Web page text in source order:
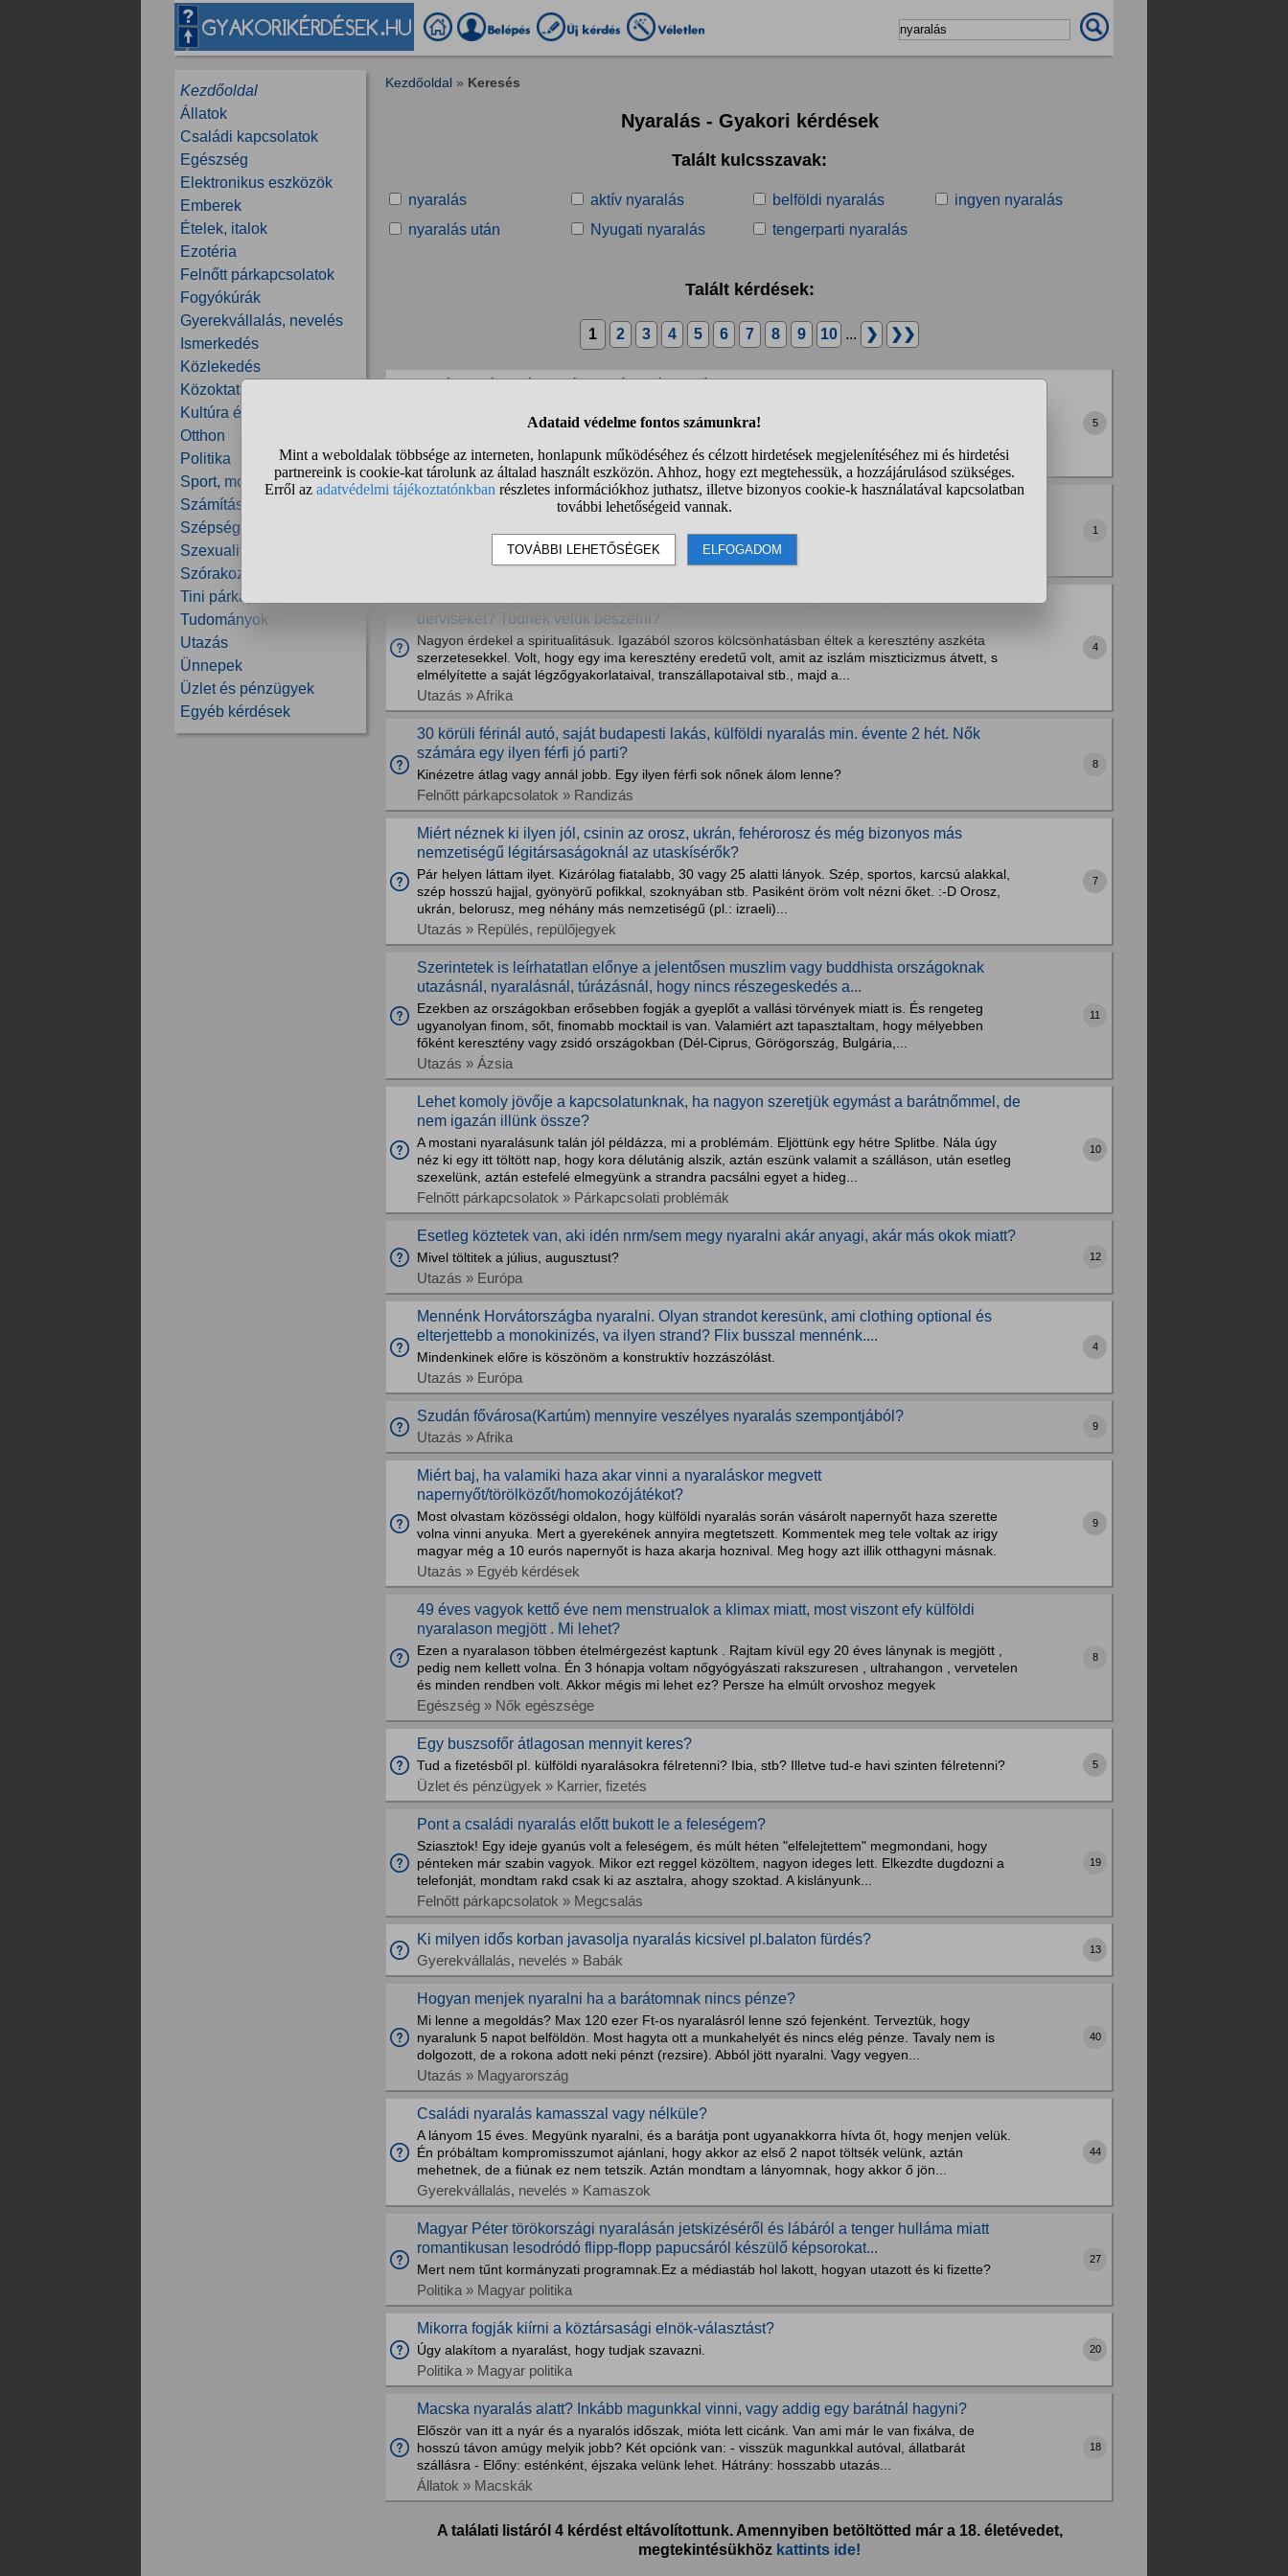
Kezdőoldal
Állatok
Családi kapcsolatok
Egészség
Elektronikus eszközök
Emberek
Ételek, italok
Ezotéria
Felnőtt párkapcsolatok
Fogyókúrák
Gyerekvállalás, nevelés
Ismerkedés
Közlekedés
Közoktatás, tanfolyamok
Kultúra és közösség
Otthon
Politika
Sport, mozgás
Számítástechnika
Szépség és divat
Szexualitás
Szórakozás
Tini párkapcsolatok
Tudományok
Utazás
Ünnepek
Üzlet és pénzügyek
Egyéb kérdések
Kezdőoldal » Keresés
Nyaralás - Gyakori kérdések
Talált kulcsszavak:
nyaralás aktív nyaralás belföldi nyaralás
ingyen nyaralás
nyaralás után
Nyugati nyaralás tengerparti nyaralás
Talált kérdések:
1 2 3 4 5 6 7 8 9 10 ... ❯ ❯❯
Ez jó költségvetési hatékonyság szórakozásra?
Renegade. Ezzel nagyon sokat spórolok. Véleményem szerint jobb, mintha valaki folyamat kéri ki a
Emberek » Egyéb kérdések
5
Törökországban, azon belül Antalya tartományban, Side városában mit érdemes
Jövő hét szerdán megyek oda nyaralni.
Utazás » Ázsia
1
Hol találok Egyiptomban szegény negyedekben, utcán vagy a sivatagban élő, aszkéta
derviseket? Tudnék velük beszélni?
Nagyon érdekel a spiritualitásuk. Igazából szoros kölcsönhatásban éltek a keresztény aszkéta
szerzetesekkel. Volt, hogy egy ima keresztény eredetű volt, amit az iszlám miszticizmus átvett, s
elmélyítette a saját légzőgyakorlataival, transzállapotaival stb., majd a...
Utazás » Afrika
4
30 körüli férinál autó, saját budapesti lakás, külföldi nyaralás min. évente 2 hét. Nők
számára egy ilyen férfi jó parti?
Kinézetre átlag vagy annál jobb. Egy ilyen férfi sok nőnek álom lenne?
Felnőtt párkapcsolatok » Randizás
8
Miért néznek ki ilyen jól, csinin az orosz, ukrán, fehérorosz és még bizonyos más
nemzetiségű légitársaságoknál az utaskísérők?
Pár helyen láttam ilyet. Kizárólag fiatalabb, 30 vagy 25 alatti lányok. Szép, sportos, karcsú alakkal,
szép hosszú hajjal, gyönyörű pofikkal, szoknyában stb. Pasiként öröm volt nézni őket. :-D Orosz,
ukrán, belorusz, meg néhány más nemzetiségű (pl.: izraeli)...
Utazás » Repülés, repülőjegyek
7
Szerintetek is leírhatatlan előnye a jelentősen muszlim vagy buddhista országoknak
utazásnál, nyaralásnál, túrázásnál, hogy nincs részegeskedés a...
Ezekben az országokban erősebben fogják a gyeplőt a vallási törvények miatt is. És rengeteg
ugyanolyan finom, sőt, finomabb mocktail is van. Valamiért azt tapasztaltam, hogy mélyebben
főként keresztény vagy zsidó országokban (Dél-Ciprus, Görögország, Bulgária,...
Utazás » Ázsia
11
Lehet komoly jövője a kapcsolatunknak, ha nagyon szeretjük egymást a barátnőmmel, de
nem igazán illünk össze?
A mostani nyaralásunk talán jól példázza, mi a problémám. Eljöttünk egy hétre Splitbe. Nála úgy
néz ki egy itt töltött nap, hogy kora délutánig alszik, aztán eszünk valamit a szálláson, után esetleg
szexelünk, aztán estefelé elmegyünk a strandra pacsálni egyet a hideg...
Felnőtt párkapcsolatok » Párkapcsolati problémák
10
Esetleg köztetek van, aki idén nrm/sem megy nyaralni akár anyagi, akár más okok miatt?
Mivel töltitek a július, augusztust?
Utazás » Európa
12
Mennénk Horvátországba nyaralni. Olyan strandot keresünk, ami clothing optional és
elterjettebb a monokinizés, va ilyen strand? Flix busszal mennénk....
Mindenkinek előre is köszönöm a konstruktív hozzászólást.
Utazás » Európa
4
Szudán fővárosa(Kartúm) mennyire veszélyes nyaralás szempontjából?
Utazás » Afrika
9
Miért baj, ha valamiki haza akar vinni a nyaraláskor megvett
napernyőt/törölközőt/homokozójátékot?
Most olvastam közösségi oldalon, hogy külföldi nyaralás során vásárolt napernyőt haza szerette
volna vinni anyuka. Mert a gyerekének annyira megtetszett. Kommentek meg tele voltak az irigy
magyar még a 10 eurós napernyőt is haza akarja hoznival. Meg hogy azt illik otthagyni másnak.
Utazás » Egyéb kérdések
9
49 éves vagyok kettő éve nem menstrualok a klimax miatt, most viszont efy külföldi
nyaralason megjött . Mi lehet?
Ezen a nyaralason többen ételmérgezést kaptunk . Rajtam kívül egy 20 éves lánynak is megjött ,
pedig nem kellett volna. Én 3 hónapja voltam nőgyógyászati rakszuresen , ultrahangon , vervetelen
és minden rendben volt. Akkor mégis mi lehet ez? Persze ha elmúlt orvoshoz megyek
Egészség » Nők egészsége
8
Egy buszsofőr átlagosan mennyit keres?
Tud a fizetésből pl. külföldi nyaralásokra félretenni? Ibia, stb? Illetve tud-e havi szinten félretenni?
Üzlet és pénzügyek » Karrier, fizetés
5
Pont a családi nyaralás előtt bukott le a feleségem?
Sziasztok! Egy ideje gyanús volt a feleségem, és múlt héten "elfelejtettem" megmondani, hogy
pénteken már szabin vagyok. Mikor ezt reggel közöltem, nagyon ideges lett. Elkezdte dugdozni a
telefonját, mondtam rakd csak ki az asztalra, ahogy szoktad. A kislányunk...
Felnőtt párkapcsolatok » Megcsalás
19
Ki milyen idős korban javasolja nyaralás kicsivel pl.balaton fürdés?
Gyerekvállalás, nevelés » Babák
13
Hogyan menjek nyaralni ha a barátomnak nincs pénze?
Mi lenne a megoldás? Max 120 ezer Ft-os nyaralásról lenne szó fejenként. Terveztük, hogy
nyaralunk 5 napot belföldön. Most hagyta ott a munkahelyét és nincs elég pénze. Tavaly nem is
dolgozott, de a rokona adott neki pénzt (rezsire). Abból jött nyaralni. Vagy vegyen...
Utazás » Magyarország
40
Családi nyaralás kamasszal vagy nélküle?
A lányom 15 éves. Megyünk nyaralni, és a barátja pont ugyanakkorra hívta őt, hogy menjen velük.
Én próbáltam kompromisszumot ajánlani, hogy akkor az első 2 napot töltsék velünk, aztán
mehetnek, de a fiúnak ez nem tetszik. Aztán mondtam a lányomnak, hogy akkor ő jön...
Gyerekvállalás, nevelés » Kamaszok
44
Magyar Péter törökországi nyaralásán jetskizéséről és lábáról a tenger hulláma miatt
romantikusan lesodródó flipp-flopp papucsáról készülő képsorokat...
Mert nem tűnt kormányzati programnak.Ez a médiastáb hol lakott, hogyan utazott és ki fizette?
Politika » Magyar politika
27
Mikorra fogják kiírni a köztársasági elnök-választást?
Úgy alakítom a nyaralást, hogy tudjak szavazni.
Politika » Magyar politika
20
Macska nyaralás alatt? Inkább magunkkal vinni, vagy addig egy barátnál hagyni?
Először van itt a nyár és a nyaralós időszak, mióta lett cicánk. Van ami már le van fixálva, de
hosszú távon amúgy melyik jobb? Két opciónk van: - visszük magunkkal autóval, állatbarát
szállásra - Előny: esténként, éjszaka velünk lehet. Hátrány: hosszabb utazás...
Állatok » Macskák
18
A találati listáról 4 kérdést eltávolítottunk. Amennyiben betöltötted már a 18. életévedet,
megtekintésükhöz kattints ide!